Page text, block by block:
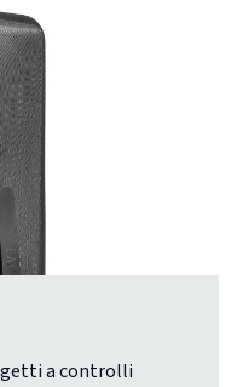
a controlli